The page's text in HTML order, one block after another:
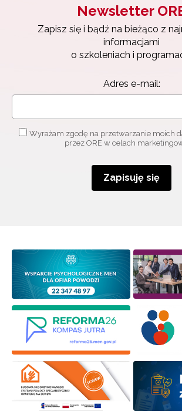
Newsletter
Zapisz się i bądź na bieżąco z
informacjami
o szkoleniach i
Adres e-mail:
Wyrażam zgodę na przetwarzanie moich
przez ORE w celach
Zapisuję się